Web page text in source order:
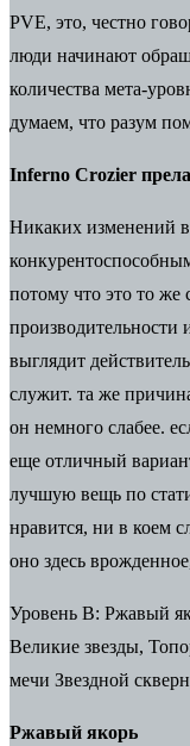
PVE, это, честно
люди начинают
количества мета-
думаем, что разум
Inferno Crozier
Никаких изменений
потому что это то же
производительности
выглядит
служит. та же
он немного слабее.
еще отличный
лучшую вещь по
нравится, ни в коем
оно здесь
Уровень B: Ржавый
Великие звезды,
мечи Звездной
Ржавый якорь